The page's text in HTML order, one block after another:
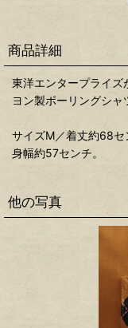
商品詳細
東洋エンタープライズ
ヨン製ボーリングシャ
サイズM／着丈約68セ
身幅約57センチ。
他の写真